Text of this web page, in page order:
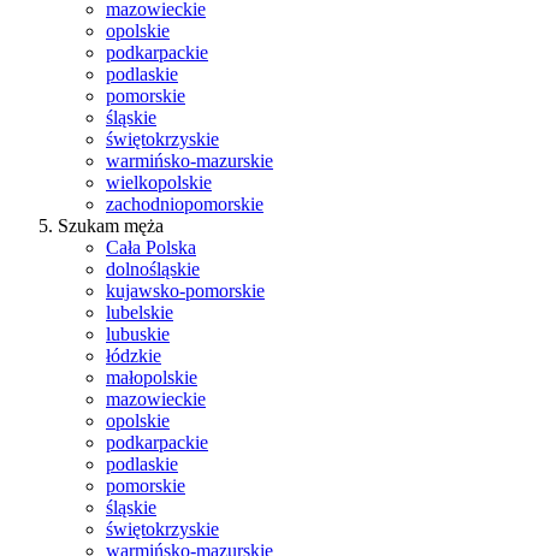
mazowieckie
opolskie
podkarpackie
podlaskie
pomorskie
śląskie
świętokrzyskie
warmińsko-mazurskie
wielkopolskie
zachodniopomorskie
Szukam męża
Cała Polska
dolnośląskie
kujawsko-pomorskie
lubelskie
lubuskie
łódzkie
małopolskie
mazowieckie
opolskie
podkarpackie
podlaskie
pomorskie
śląskie
świętokrzyskie
warmińsko-mazurskie